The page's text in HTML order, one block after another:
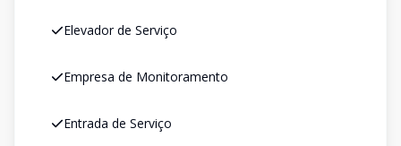
Elevador de Serviço
Empresa de Monitoramento
Entrada de Serviço